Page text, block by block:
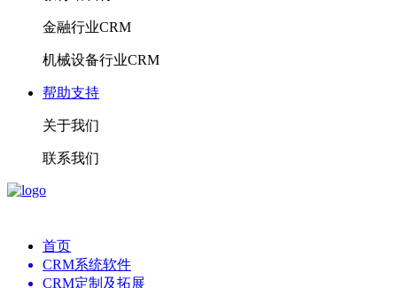
金融行业CRM
机械设备行业CRM
帮助支持
关于我们
联系我们
首页
CRM系统软件
CRM定制及拓展